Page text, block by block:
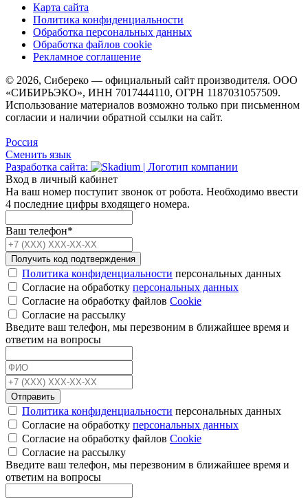
Карта сайта
Политика конфиденциальности
Обработка персональных данных
Обработка файлов cookie
Рекламное соглашение
© 2026, Сибереко — официальный сайт производителя. ООО
«СИБИРЬЭКО», ИНН 7017444110, ОГРН 1187031057509.
Использование материалов возможно только при письменном
согласии и наличии обратной ссылки на сайт.
Россия
Сменить язык
Разработка сайта:
Вход в личный кабинет
На ваш номер поступит звонок от робота. Необходимо ввести
4 последние цифры входящего номера.
Ваш телефон*
Получить код подтверждения
Политика конфиденциальности персональных данных
Согласие на обработку персональных данных
Согласие на обработку файлов Cookie
Cогласие на рассылку
Введите ваш телефон, мы перезвоним в ближайшее время и
ответим на вопросы
Отправить
Политика конфиденциальности персональных данных
Согласие на обработку персональных данных
Согласие на обработку файлов Cookie
Cогласие на рассылку
Введите ваш телефон, мы перезвоним в ближайшее время и
ответим на вопросы